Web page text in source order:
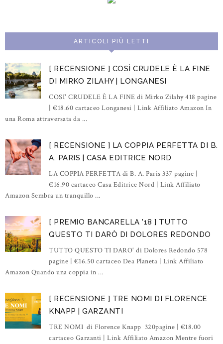
ARTICOLI PIÙ LETTI
[ RECENSIONE ] COSÌ CRUDELE È LA FINE
DI MIRKO ZILAHY | LONGANESI
COSI' CRUDELE È LA FINE di Mirko Zilahy 418 pagine
| €18.60 cartaceo Longanesi | Link Affiliato Amazon In
una Roma attraversata da ...
[ RECENSIONE ] LA COPPIA PERFETTA DI B.
A. PARIS | CASA EDITRICE NORD
LA COPPIA PERFETTA di B. A. Paris 337 pagine |
€16.90 cartaceo Casa Editrice Nord | Link Affiliato
Amazon Sembra un tranquillo ...
[ PREMIO BANCARELLA '18 ] TUTTO
QUESTO TI DARÒ DI DOLORES REDONDO
TUTTO QUESTO TI DARO' di Dolores Redondo 578
pagine | €16.50 cartaceo Dea Planeta | Link Affiliato
Amazon Quando una coppia in ...
[ RECENSIONE ] TRE NOMI DI FLORENCE
KNAPP | GARZANTI
TRE NOMI di Florence Knapp 320pagine | €18.00
cartaceo Garzanti | Link Affiliato Amazon Mentre fuori